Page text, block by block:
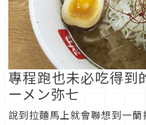
專程跑也未必吃得到
ーメン弥七
說到拉麵馬上就會聯想到一